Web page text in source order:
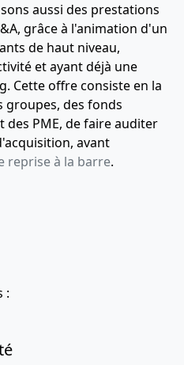
aussi des prestations
grâce à l'animation d'un
de haut niveau,
et ayant déjà une
Cette offre consiste en la
groupes, des fonds
des PME, de faire auditer
avant
reprise à la barre.
: